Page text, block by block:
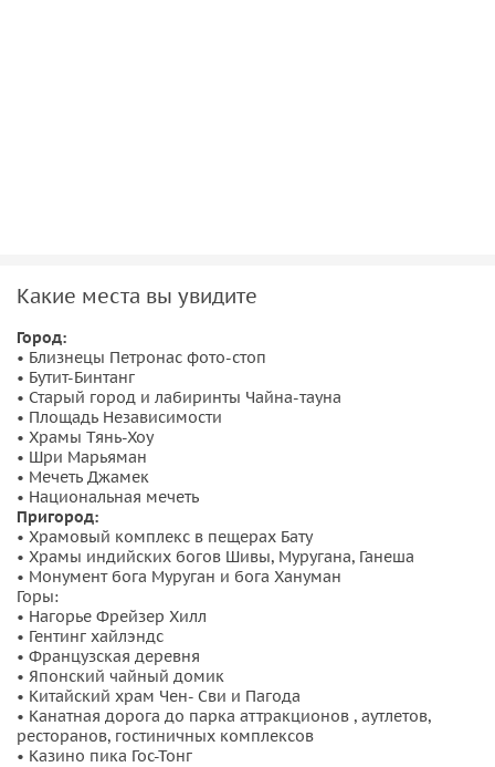
Какие места вы увидите
Город:
• Близнецы Петронас фото-стоп
• Бутит-Бинтанг
• Старый город и лабиринты Чайна-тауна
• Площадь Независимости
• Храмы Тянь-Хоу
• Шри Марьяман
• Мечеть Джамек
• Национальная мечеть
Пригород:
• Храмовый комплекс в пещерах Бату
• Храмы индийских богов Шивы, Муругана, Ганеша
• Монумент бога Муруган и бога Хануман
Горы:
• Нагорье Фрейзер Хилл
• Гентинг хайлэндс
• Французская деревня
• Японский чайный домик
• Китайский храм Чен- Сви и Пагода
• Канатная дорога до парка аттракционов , аутлетов,
ресторанов, гостиничных комплексов
• Казино пика Гос-Тонг